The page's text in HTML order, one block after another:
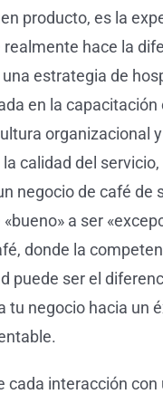
producto, es la
hace la
estrategia de
en la capacitación
organizacional
calidad del servicio,
negocio de café de
a ser
donde la
puede ser el
tu negocio hacia un
cada interacción con